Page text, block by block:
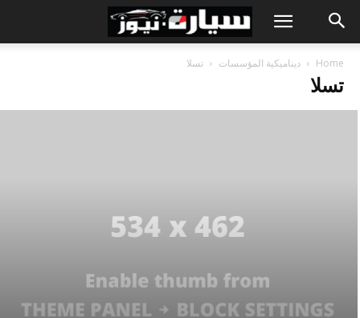
Home ديناميكية المؤسسات تسلا
تسلا